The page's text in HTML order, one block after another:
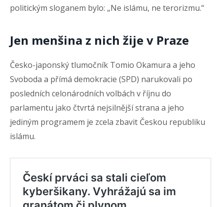
politickým sloganem bylo: „Ne islámu, ne terorizmu.“
Jen menšina z nich žije v Praze
Česko-japonský tlumočník Tomio Okamura a jeho
Svoboda a přímá demokracie (SPD) narukovali po
posledních celonárodních volbách v říjnu do
parlamentu jako čtvrtá nejsilnější strana a jeho
jediným programem je zcela zbavit Českou republiku
islámu.